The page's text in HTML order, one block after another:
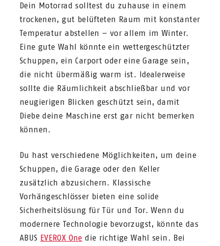
Dein Motorrad solltest du zuhause in einem
trockenen, gut belüfteten Raum mit konstanter
Temperatur abstellen – vor allem im Winter.
Eine gute Wahl könnte ein wettergeschützter
Schuppen, ein Carport oder eine Garage sein,
die nicht übermäßig warm ist. Idealerweise
sollte die Räumlichkeit abschließbar und vor
neugierigen Blicken geschützt sein, damit
Diebe deine Maschine erst gar nicht bemerken
können.
Du hast verschiedene Möglichkeiten, um deine
Schuppen, die Garage oder den Keller
zusätzlich abzusichern. Klassische
Vorhängeschlösser bieten eine solide
Sicherheitslösung für Tür und Tor. Wenn du
modernere Technologie bevorzugst, könnte das
ABUS EVEROX One die richtige Wahl sein. Bei